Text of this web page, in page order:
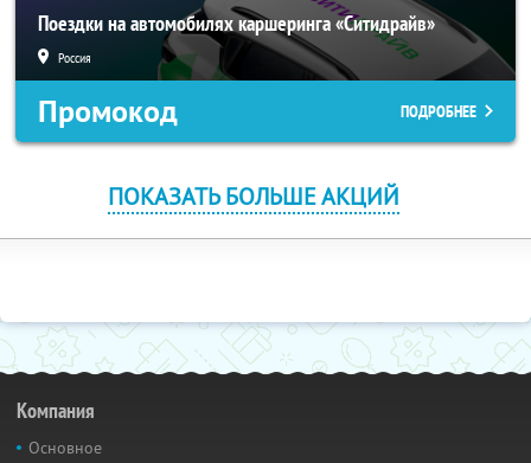
Поездки на автомобилях каршеринга «Ситидрайв»
Россия
Промокод ПОДРОБНЕЕ
ПОКАЗАТЬ БОЛЬШЕ АКЦИЙ
Компания
Основное